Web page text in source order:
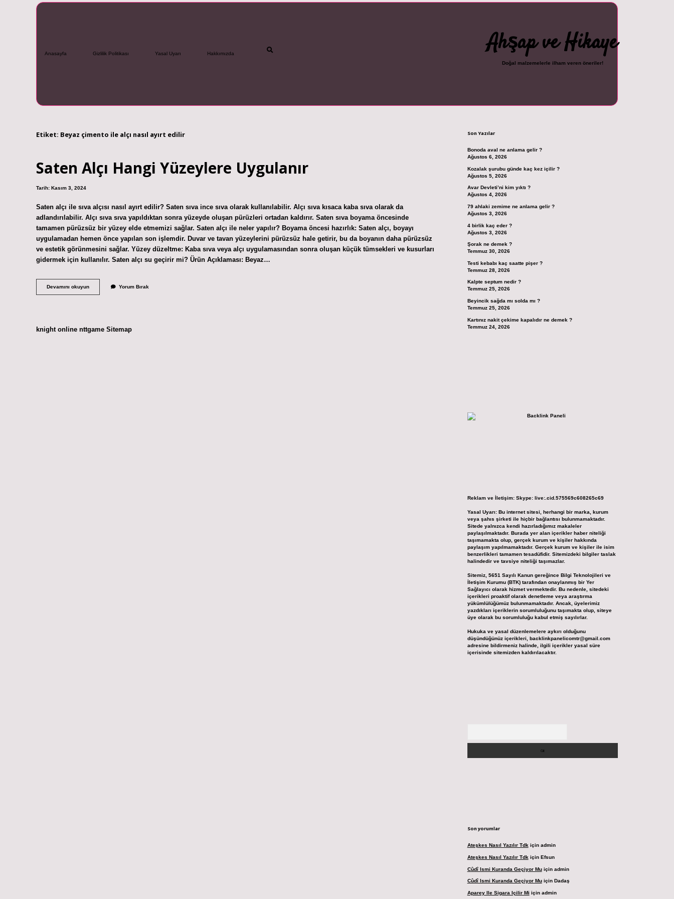
Anasayfa Gizlilik Politikası Yasal Uyarı Hakkımızda Ahşap ve Hikaye
Doğal malzemelerle ilham veren öneriler!
Etiket: Beyaz çimento ile alçı nasıl ayırt edilir
Saten Alçı Hangi Yüzeylere Uygulanır
Tarih: Kasım 3, 2024
Saten alçı ile sıva alçısı nasıl ayırt edilir? Saten sıva ince sıva olarak kullanılabilir. Alçı sıva kısaca kaba sıva olarak da
adlandırılabilir. Alçı sıva sıva yapıldıktan sonra yüzeyde oluşan pürüzleri ortadan kaldırır. Saten sıva boyama öncesinde
tamamen pürüzsüz bir yüzey elde etmemizi sağlar. Saten alçı ile neler yapılır? Boyama öncesi hazırlık: Saten alçı, boyayı
uygulamadan hemen önce yapılan son işlemdir. Duvar ve tavan yüzeylerini pürüzsüz hale getirir, bu da boyanın daha pürüzsüz
ve estetik görünmesini sağlar. Yüzey düzeltme: Kaba sıva veya alçı uygulamasından sonra oluşan küçük tümsekleri ve kusurları
gidermek için kullanılır. Saten alçı su geçirir mi? Ürün Açıklaması: Beyaz…
Devamını okuyunSaten
Alçı
Yorum Bırak
knight online nttgame Sitemap
Son Yazılar
Bonoda aval ne anlama gelir ?
Ağustos 6, 2026
Kozalak şurubu günde kaç kez içilir ?
Ağustos 5, 2026
Avar Devleti’ni kim yıktı ?
Ağustos 4, 2026
79 ahlaki zemime ne anlama gelir ?
Ağustos 3, 2026
4 birlik kaç eder ?
Ağustos 3, 2026
Şorak ne demek ?
Temmuz 30, 2026
Testi kebabı kaç saatte pişer ?
Temmuz 28, 2026
Kalpte septum nedir ?
Temmuz 25, 2026
Beyincik sağda mı solda mı ?
Temmuz 25, 2026
Kartınız nakit çekime kapalıdır ne demek ?
Temmuz 24, 2026
Reklam ve İletişim: Skype: live:.cid.575569c608265c69
Yasal Uyarı: Bu internet sitesi, herhangi bir marka, kurum
veya şahıs şirketi ile hiçbir bağlantısı bulunmamaktadır.
Sitede yalnızca kendi hazırladığımız makaleler
paylaşılmaktadır. Burada yer alan içerikler haber niteliği
taşımamakta olup, gerçek kurum ve kişiler hakkında
paylaşım yapılmamaktadır. Gerçek kurum ve kişiler ile isim
benzerlikleri tamamen tesadüfidir. Sitemizdeki bilgiler taslak
halindedir ve tavsiye niteliği taşımazlar.
Sitemiz, 5651 Sayılı Kanun gereğince Bilgi Teknolojileri ve
İletişim Kurumu (BTK) tarafından onaylanmış bir Yer
Sağlayıcı olarak hizmet vermektedir. Bu nedenle, sitedeki
içerikleri proaktif olarak denetleme veya araştırma
yükümlülüğümüz bulunmamaktadır. Ancak, üyelerimiz
yazdıkları içeriklerin sorumluluğunu taşımakta olup, siteye
üye olarak bu sorumluluğu kabul etmiş sayılırlar.
Hukuka ve yasal düzenlemelere aykırı olduğunu
düşündüğünüz içerikleri, backlinkpanelicomtr@gmail.com
adresine bildirmeniz halinde, ilgili içerikler yasal süre
içerisinde sitemizden kaldırılacaktır.
Son yorumlar
Ateşkes Nasıl Yazılır Tdkiçin admin
Ateşkes Nasıl Yazılır Tdk için Efsun
Cûdî Ismi Kuranda Geçiyor Muiçin admin
Cûdî Ismi Kuranda Geçiyor Muiçin Dadaş
Aparey Ile Sigara Içilir Mi için admin